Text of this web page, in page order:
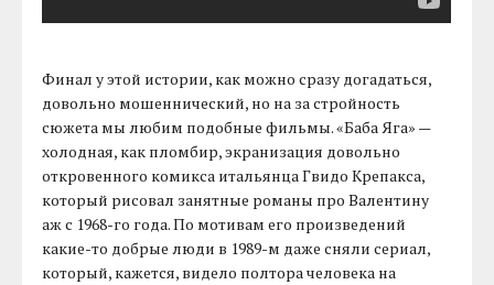
Финал у этой истории, как можно сразу догадаться,
довольно мошеннический, но на за стройность
сюжета мы любим подобные фильмы. «Баба Яга» —
холодная, как пломбир, экранизация довольно
откровенного комикса итальянца Гвидо Крепакса,
который рисовал занятные романы про Валентину
аж с 1968-го года. По мотивам его произведений
какие-то добрые люди в 1989-м даже сняли сериал,
который, кажется, видело полтора человека на